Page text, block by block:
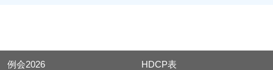
例会2026 HDCP表